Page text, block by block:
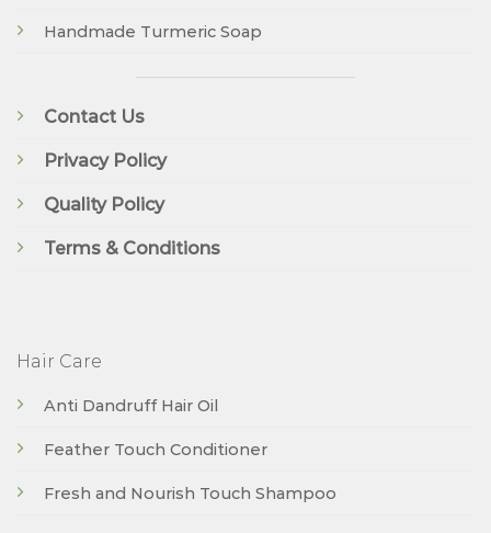
Handmade Turmeric Soap
Contact Us
Privacy Policy
Quality Policy
Terms & Conditions
Hair Care
Anti Dandruff Hair Oil
Feather Touch Conditioner
Fresh and Nourish Touch Shampoo